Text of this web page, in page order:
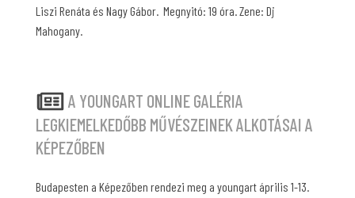
Liszi Renáta és Nagy Gábor. Megnyitó: 19 óra. Zene: Dj
Mahogany.
A YOUNGART ONLINE GALÉRIA
LEGKIEMELKEDŐBB MŰVÉSZEINEK ALKOTÁSAI A
KÉPEZŐBEN
Budapesten a Képezőben rendezi meg a youngart április 1-13.